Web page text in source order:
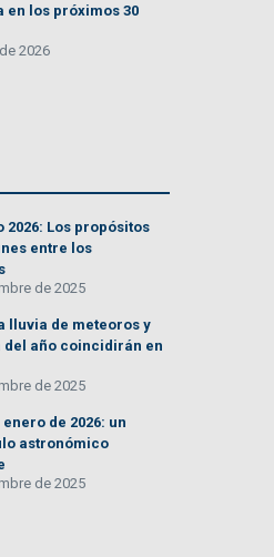
en los próximos 30
2026
2026: Los propósitos
entre los
de 2025
lluvia de meteoros y
del año coincidirán en
de 2025
de 2026: un
astronómico
de 2025